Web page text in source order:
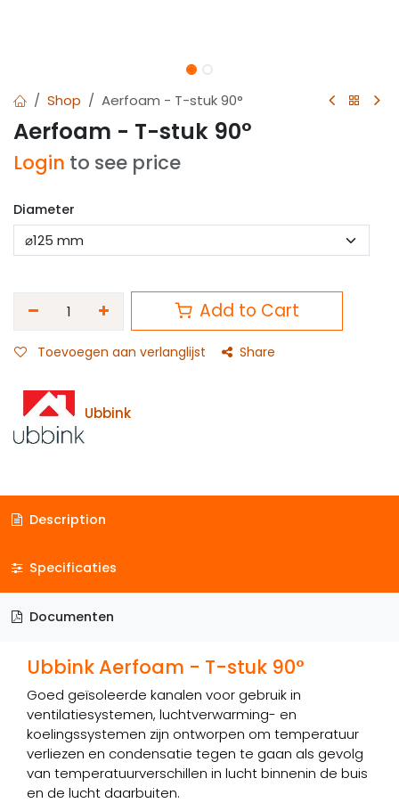
Shop Aerfoam - T-stuk 90°
Aerfoam - T-stuk 90°
Login to see price
Diameter
Add to Cart
Toevoegen aan verlanglijst Share
Ubbink
Description
Specificaties
Documenten
Ubbink Aerfoam - T-stuk 90°
Goed geïsoleerde kanalen voor gebruik in
ventilatiesystemen, luchtverwarming- en
koelingssystemen zijn ontworpen om temperatuur
verliezen en condensatie tegen te gaan als gevolg
van temperatuurverschillen in lucht binnenin de buis
en de lucht daarbuiten.